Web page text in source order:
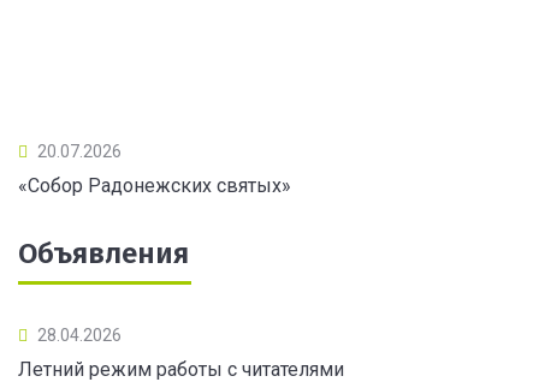
20.07.2026
«Собор Радонежских святых»
Объявления
28.04.2026
Летний режим работы с читателями